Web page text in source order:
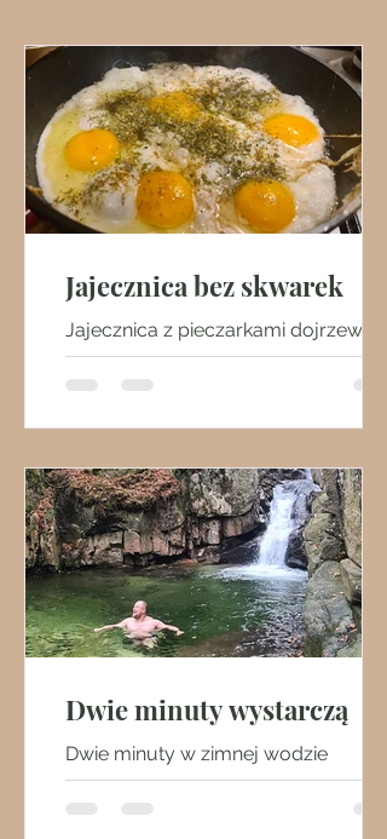
Jajecznica bez skwarek
Jajecznica z pieczarkami dojrzewa
apetycznie na patelni. Okraszona
majerankiem (rodzimy power herb!),
Dwie minuty wystarczą
Dwie minuty w zimnej wodzie
wystarczą, aby w pełni cieszyć się
dobrodziejstwami morsowania